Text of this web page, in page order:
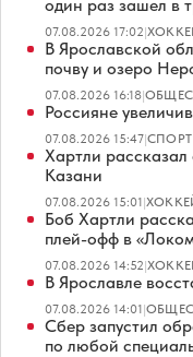
один раз зашел в
07.08.2026 17:02|
В Ярославской
почву и озеро
07.08.2026 16:18|
Россияне
07.08.2026 15:47|СПОРТ
Хартли
Казани
07.08.2026 15:01|
Боб Хартли
плей-офф в
07.08.2026 14:52|
В Ярославле
07.08.2026 14:01|
Сбер запустил
по любой